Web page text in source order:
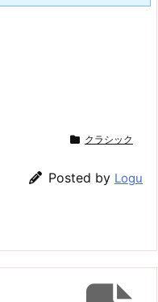
クラシック
Posted by Logu